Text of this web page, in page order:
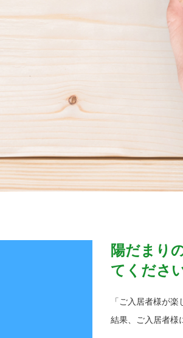
陽だまり
てくださ
「ご入居者様が
結果、ご入居者様